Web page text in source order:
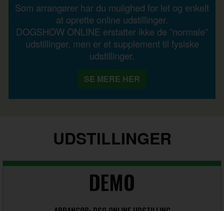
Som arrangører har du mulighed for let og enkelt
at oprette online udstillinger.
DOGSHOW ONLINE erstatter ikke de ”normale”
udstillinger, men er et supplement til fysiske
udstillinger.
SE MERE HER
UDSTILLINGER
DEMO